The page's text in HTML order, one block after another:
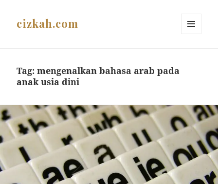
cizkah.com
Tag:mengenalkan bahasa arab pada
anak usia dini